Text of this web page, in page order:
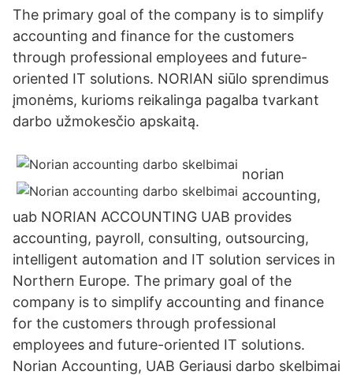
The primary goal of the company is to simplify
accounting and finance for the customers
through professional employees and future-
oriented IT solutions. NORIAN siūlo sprendimus
įmonėms, kurioms reikalinga pagalba tvarkant
darbo užmokesčio apskaitą.
norian
accounting,
uab NORIAN ACCOUNTING UAB provides
accounting, payroll, consulting, outsourcing,
intelligent automation and IT solution services in
Northern Europe. The primary goal of the
company is to simplify accounting and finance
for the customers through professional
employees and future-oriented IT solutions.
Norian Accounting, UAB Geriausi darbo skelbimai